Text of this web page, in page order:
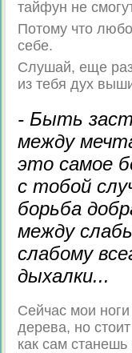
тайфун не
Потому что
себе.
Слушай, еще раз
из тебя дух
- Быть
между
это самое
с тобой
борьба
между
слабому
дыхалки...
Сейчас мои
дерева, но
как сам